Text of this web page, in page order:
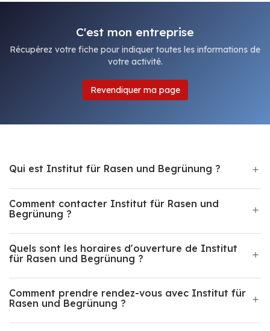
C'est mon entreprise
Récupérez votre fiche pour indiquer toutes les informations de
votre activité.
Revendiquer ma page
Qui est Institut für Rasen und Begrünung ?
Comment contacter Institut für Rasen und
Begrünung ?
Quels sont les horaires d'ouverture de Institut
für Rasen und Begrünung ?
Comment prendre rendez-vous avec Institut für
Rasen und Begrünung ?